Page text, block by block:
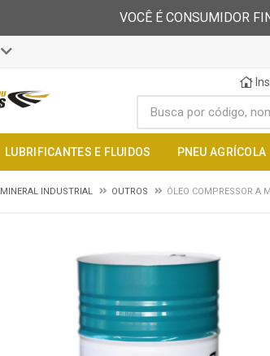
VOCÊ É CONSUMIDOR
LUBRIFICANTES E FLUIDOS PNEU AGRÍCOLA
MINERAL INDUSTRIAL OUTROS ÓLEO COMPRESSOR A